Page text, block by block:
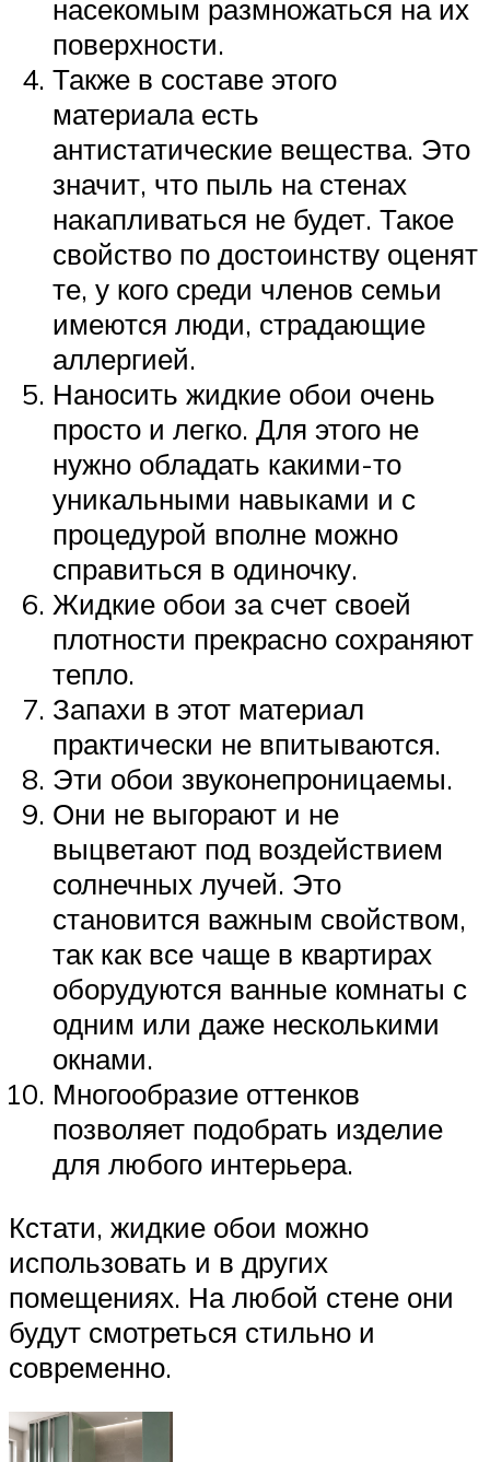
насекомым размножаться на их
поверхности.
Также в составе этого
материала есть
антистатические вещества. Это
значит, что пыль на стенах
накапливаться не будет. Такое
свойство по достоинству оценят
те, у кого среди членов семьи
имеются люди, страдающие
аллергией.
Наносить жидкие обои очень
просто и легко. Для этого не
нужно обладать какими-то
уникальными навыками и с
процедурой вполне можно
справиться в одиночку.
Жидкие обои за счет своей
плотности прекрасно сохраняют
тепло.
Запахи в этот материал
практически не впитываются.
Эти обои звуконепроницаемы.
Они не выгорают и не
выцветают под воздействием
солнечных лучей. Это
становится важным свойством,
так как все чаще в квартирах
оборудуются ванные комнаты с
одним или даже несколькими
окнами.
Многообразие оттенков
позволяет подобрать изделие
для любого интерьера.
Кстати, жидкие обои можно
использовать и в других
помещениях. На любой стене они
будут смотреться стильно и
современно.